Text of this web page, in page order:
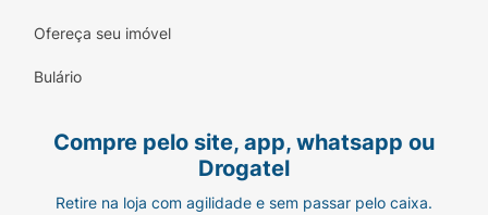
Ofereça seu imóvel
Bulário
Compre pelo site, app, whatsapp ou
Drogatel
Retire na loja com agilidade e sem passar pelo caixa.